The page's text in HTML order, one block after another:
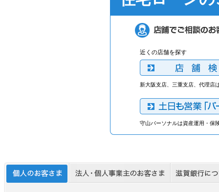
近くの店舗を探す
新大阪支店、三重支店、代理店
守山パーソナルは資産運用・保